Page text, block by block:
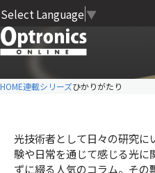
Select Language ▼
HOME連載シリーズひかりがたり
光技術者として日々の研究に
験や日常を通じて感じる光に
ずに綴る人気のコラム。その